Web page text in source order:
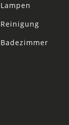
Lampen
Reinigung
Badezimmer